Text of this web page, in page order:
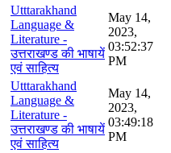
Utttarakhand
Language &
Literature -
उत्तराखण्ड की भाषायें
एवं साहित्य
May 14,
2023,
03:52:37
PM
Utttarakhand
Language &
Literature -
उत्तराखण्ड की भाषायें
एवं साहित्य
May 14,
2023,
03:49:18
PM